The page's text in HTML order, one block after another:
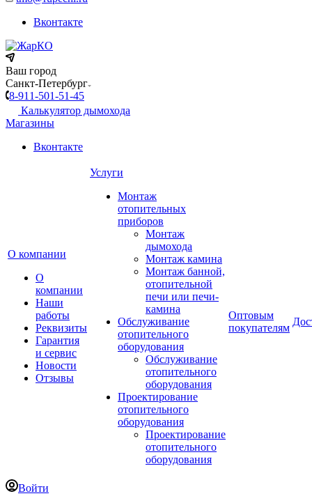
Вконтакте
Ваш город
Санкт-Петербург
8-911-501-51-45
Калькулятор дымохода
Магазины
Вконтакте
О компании
О
компании
Наши
работы
Реквизиты
Гарантия
и сервис
Новости
Отзывы
Услуги
Монтаж
отопительных
приборов
Монтаж
дымохода
Монтаж камина
Монтаж банной,
отопительной
печи или печи-
камина
Обслуживание
отопительного
оборудования
Обслуживание
отопительного
оборудования
Проектирование
отопительного
оборудования
Проектирование
отопительного
оборудования
Оптовым
покупателям
Войти